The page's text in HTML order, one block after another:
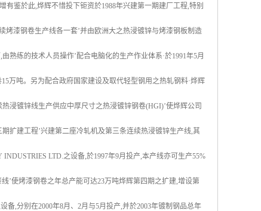
鉴於此,烨辉不惜投下钜资於1988年兴建第一期建厂工程,特别
漆钢卷生产线各一套’并由欧洲大之热浸镀锌与烤漆钢板制造
练的技术人员操作’配合电脑化的生产作业体系·於1991年5月
万吨。另为配合政府国家建设及取代轻型钢用之热轧钢料·烨辉
浸镀锌线生产供应中厚尺寸之热浸镀锌钢卷(HGI)’使烨辉公司
扩建工程’兴建第二座冷轧机及第三条连续热浸镀锌生产线,其
LTD.之设备,於1997年9月投产,本产线亦可生产55%
’使烤漆钢卷之年总产能可达23万吨烨辉第四期之扩建,增设第
,分别在2000年8月、2月与5月投产,并於2003年镀制钢品总年